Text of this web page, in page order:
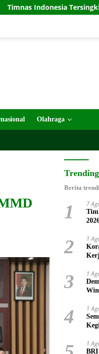
Tersingkir di Piala AFF
Olahraga
Trending
Berita
1 7
2 1
3 1
4 1
1
BRI